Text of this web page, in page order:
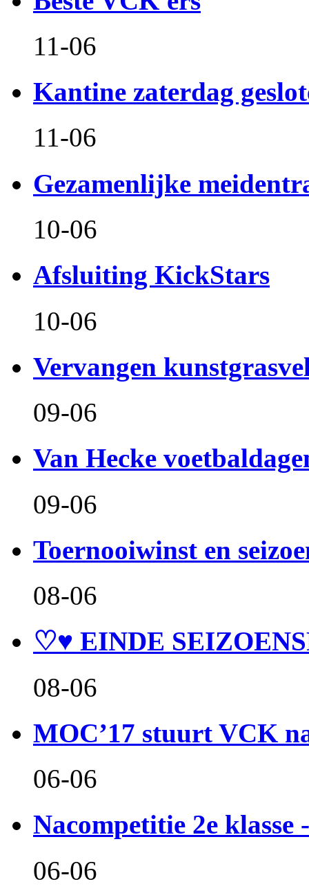
11-06
Kantine zaterdag
11-06
Gezamenlijke
10-06
Afsluiting KickStars
10-06
Vervangen
09-06
Van Hecke
09-06
Toernooiwinst en
08-06
♡♥ EINDE
08-06
MOC’17 stuurt VCK
06-06
Nacompetitie 2e klasse
06-06